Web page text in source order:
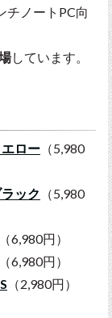
チノートPC向
しています。
ロー （5,980
ック
（5,980
（6,980円）
（6,980円）
（2,980円）